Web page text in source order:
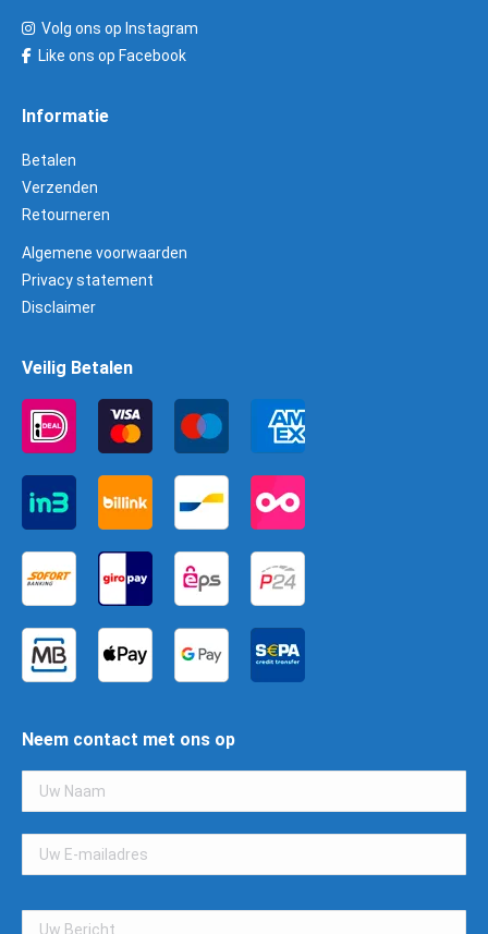
Volg ons op Instagram
Like ons op Facebook
Informatie
Betalen
Verzenden
Retourneren
Algemene voorwaarden
Privacy statement
Disclaimer
Veilig Betalen
Neem contact met ons op
Gelieve